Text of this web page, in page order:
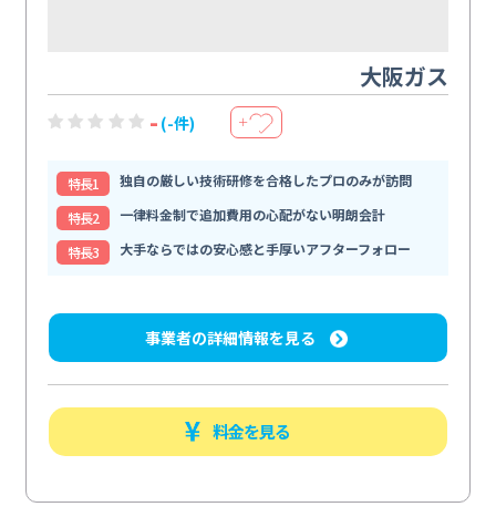
大阪ガス
- (-件) ＋
特⻑1
独自の厳しい技術研修を合格したプロのみが訪問
特⻑2
一律料金制で追加費用の心配がない明朗会計
特⻑3
大手ならではの安心感と手厚いアフターフォロー
事業者の詳細情報を見る
料金を見る